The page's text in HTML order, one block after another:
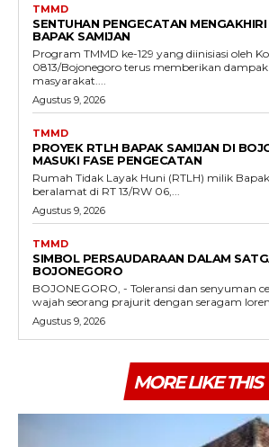
TMMD
SENTUHAN PENGECATAN
BAPAK SAMIJAN
Program TMMD ke-129 yang diinisiasi oleh
0813/Bojonegoro terus memberikan
masyarakat....
Agustus 9, 2026
TMMD
PROYEK RTLH BAPAK SAMIJAN DI
MASUKI FASE PENGECATAN
Rumah Tidak Layak Huni (RTLH) milik
beralamat di RT 13/RW 06,...
Agustus 9, 2026
TMMD
SIMBOL PERSAUDARAAN DALAM
BOJONEGORO
BOJONEGORO, - Toleransi dan senyuman
wajah seorang prajurit dengan seragam
Agustus 9, 2026
MORE LIKE THIS